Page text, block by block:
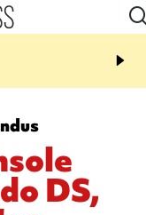
17:14
Quatre
européennes pour les
DS,